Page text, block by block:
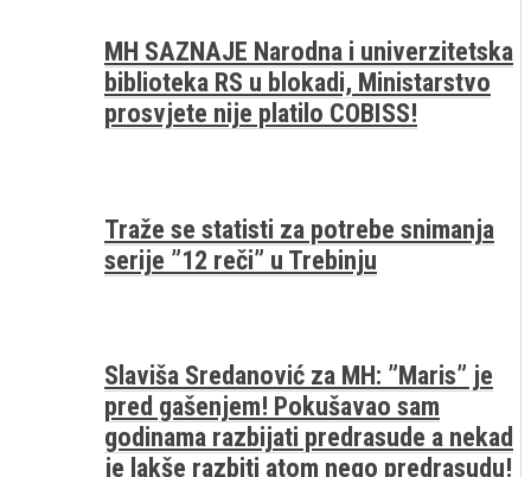
MH SAZNAJE Narodna i univerzitetska
biblioteka RS u blokadi, Ministarstvo
prosvjete nije platilo COBISS!
Traže se statisti za potrebe snimanja
serije ”12 reči” u Trebinju
Slaviša Sredanović za MH: ”Maris” je
pred gašenjem! Pokušavao sam
godinama razbijati predrasude a nekad
je lakše razbiti atom nego predrasudu!